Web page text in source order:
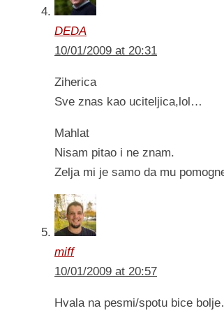
DEDA
10/01/2009 at 20:31
Ziherica
Sve znas kao uciteljica,lol…
Mahlat
Nisam pitao i ne znam.
Zelja mi je samo da mu
miff
10/01/2009 at 20:57
Hvala na pesmi/spotu bice